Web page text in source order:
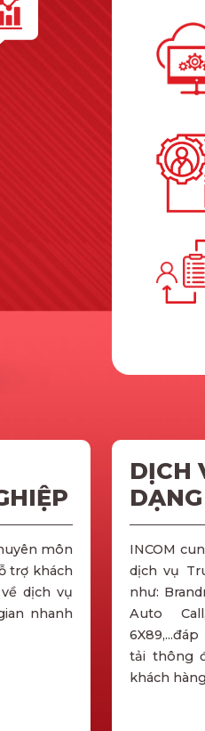
môn
trợ khách
dịch vụ
nhanh
DỊCH
DẠNG
INCOM
dịch vụ
như:
Auto
tải thông
khách